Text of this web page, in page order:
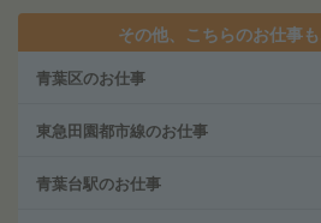
その他、こちらのお仕事
青葉区のお仕事
東急田園都市線のお仕事
青葉台駅のお仕事